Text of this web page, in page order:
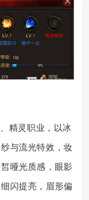
精灵职业，以冰
与流光特效，妆
哑光质感，眼影
闪提亮，眉形偏